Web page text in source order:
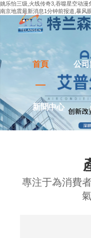
姚乐怡三级,火线传奇3,吞噬星空动漫
南京地震最新消息1分钟前报道,暴风
首頁 公
新聞中心
專注于為消費